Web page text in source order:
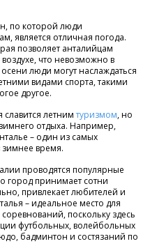
по которой люди
является отличная погода.
позволяет анталийцам
что невозможно в
люди могут наслаждаться
видами спорта, такими
другое.
славится летнимтуризмом, но
отдыха. Например,
– один из самых
зимнее время.
проводятся популярные
город принимает сотни
привлекает любителей и
– идеальное место для
поскольку здесь
футбольных, волейбольных
бадминтон и состязаний по